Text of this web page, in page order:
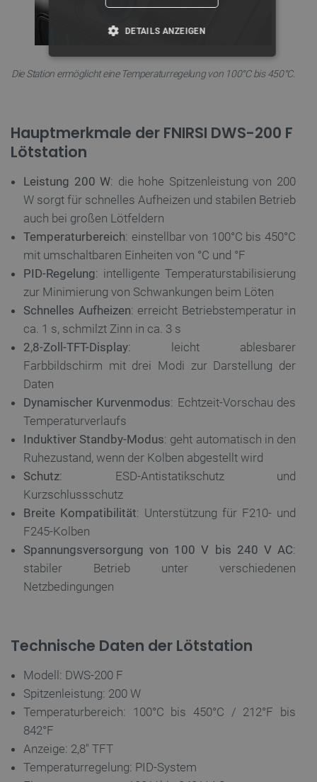
Die Station ermöglicht eine Temperaturregelung von 100°C bis 450°C.
Hauptmerkmale der FNIRSI DWS-200 F
Lötstation
Leistung 200 W: die hohe Spitzenleistung von 200
W sorgt für schnelles Aufheizen und stabilen Betrieb
auch bei großen Lötfeldern
Temperaturbereich: einstellbar von 100°C bis 450°C
mit umschaltbaren Einheiten von °C und °F
PID-Regelung: intelligente Temperaturstabilisierung
zur Minimierung von Schwankungen beim Löten
Schnelles Aufheizen: erreicht Betriebstemperatur in
ca. 1 s, schmilzt Zinn in ca. 3 s
2,8-Zoll-TFT-Display: leicht ablesbarer
Farbbildschirm mit drei Modi zur Darstellung der
Daten
Dynamischer Kurvenmodus: Echtzeit-Vorschau des
Temperaturverlaufs
Induktiver Standby-Modus: geht automatisch in den
Ruhezustand, wenn der Kolben abgestellt wird
Schutz: ESD-Antistatikschutz und
Kurzschlussschutz
Breite Kompatibilität: Unterstützung für F210- und
F245-Kolben
Spannungsversorgung von 100 V bis 240 V AC:
stabiler Betrieb unter verschiedenen
Netzbedingungen
Technische Daten der Lötstation
Modell: DWS-200 F
Spitzenleistung: 200 W
Temperaturbereich: 100°C bis 450°C / 212°F bis
842°F
Anzeige: 2,8'' TFT
Temperaturregelung: PID-System
DETAILS ANZEIGEN
TARGETING
Targeting Funktionalität
Unbedingt erforderliche Cookies ermöglichen
wesentliche Kernfunktionen der Website wie die
Benutzeranmeldung und die Kontoverwaltung. Ohne
die unbedingt erforderlichen Cookies kann die
Name
Anbieter
Domäne
YouTube
critAccountId
PrestaShop-[abcdef0123456789]{32} .botland.de
LaVisitorId_Ym90bGFuZC5sYWRlc2suY29tLw .botland.de
critData